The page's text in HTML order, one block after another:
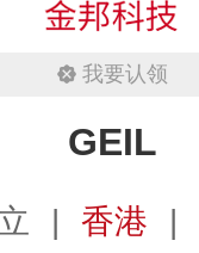
我要认领
GEIL
香港